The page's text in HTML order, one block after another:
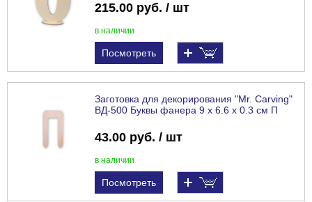
215.00 руб. / шт
в наличии
Посмотреть
Заготовка для декорирования "Mr. Carving"
ВД-500 Буквы фанера 9 х 6.6 х 0.3 см П
43.00 руб. / шт
в наличии
Посмотреть